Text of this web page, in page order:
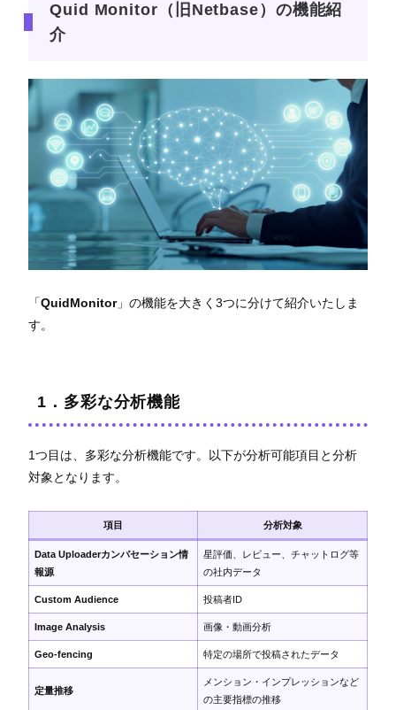
Quid Monitor（旧Netbase）の機能紹
介
「QuidMonitor」の機能を大きく3つに分けて紹介いたしま
す。
1．多彩な分析機能
1つ目は、多彩な分析機能です。以下が分析可能項目と分析
対象となります。
項目 分析対象
Data Uploaderカンバセーション情
報源
星評価、レビュー、チャットログ等
の社内データ
Custom Audience 投稿者ID
Image Analysis 画像・動画分析
Geo-fencing 特定の場所で投稿されたデータ
定量推移
メンション・インプレッションなど
の主要指標の推移